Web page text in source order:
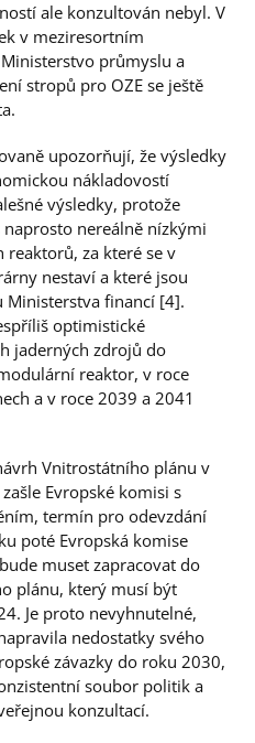
ale konzultován nebyl. V
v meziresortním
průmyslu a
stropů pro OZE se ještě
upozorňují, že výsledky
nákladovostí
výsledky, protože
nereálně nízkými
reaktorů, za které se v
nestaví a které jsou
Ministerstva financí [4].
optimistické
jaderných zdrojů do
reaktor, v roce
a v roce 2039 a 2041
Vnitrostátního plánu v
Evropské komisi s
termín pro odevzdání
poté Evropská komise
muset zapracovat do
plánu, který musí být
Je proto nevyhnutelné,
nedostatky svého
závazky do roku 2030,
soubor politik a
konzultací.